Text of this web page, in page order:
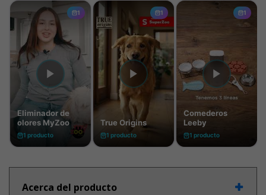
Acerca del producto